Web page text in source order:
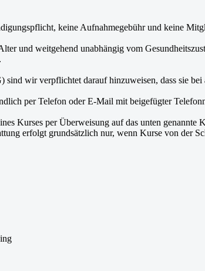
keine Aufnahmegebühr und keine
und weitgehend unabhängig vom
wir verpflichtet darauf hinzuweisen, dass sie
per Telefon oder E-Mail mit beigefügter
Kurses per Überweisung auf das unten
erfolgt grundsätzlich nur, wenn Kurse von der